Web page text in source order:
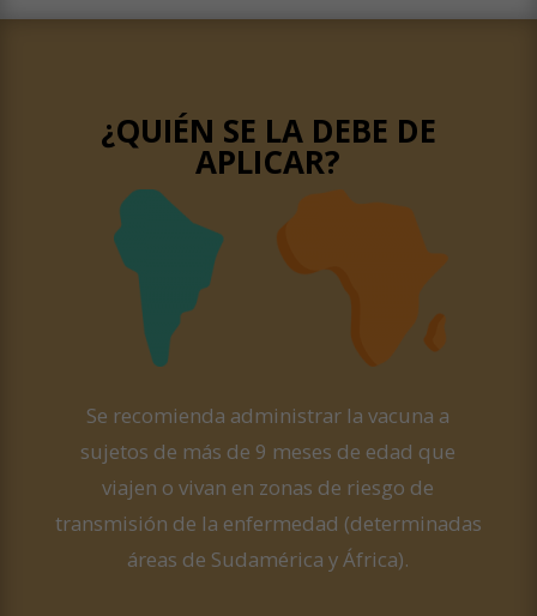
¿QUIÉN SE LA DEBE DE
APLICAR?
Se recomienda administrar la vacuna a
sujetos de más de 9 meses de edad que
viajen o vivan en zonas de riesgo de
transmisión de la enfermedad (determinadas
áreas de Sudamérica y África).